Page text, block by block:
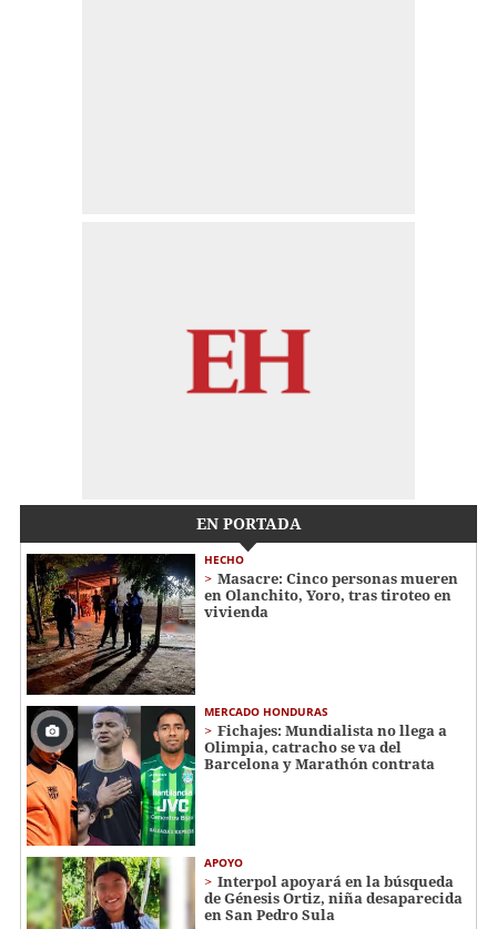
EN PORTADA
HECHO
Masacre: Cinco personas mueren
en Olanchito, Yoro, tras tiroteo en
vivienda
MERCADO HONDURAS
Fichajes: Mundialista no llega a
Olimpia, catracho se va del
Barcelona y Marathón contrata
APOYO
Interpol apoyará en la búsqueda
de Génesis Ortiz, niña desaparecida
en San Pedro Sula